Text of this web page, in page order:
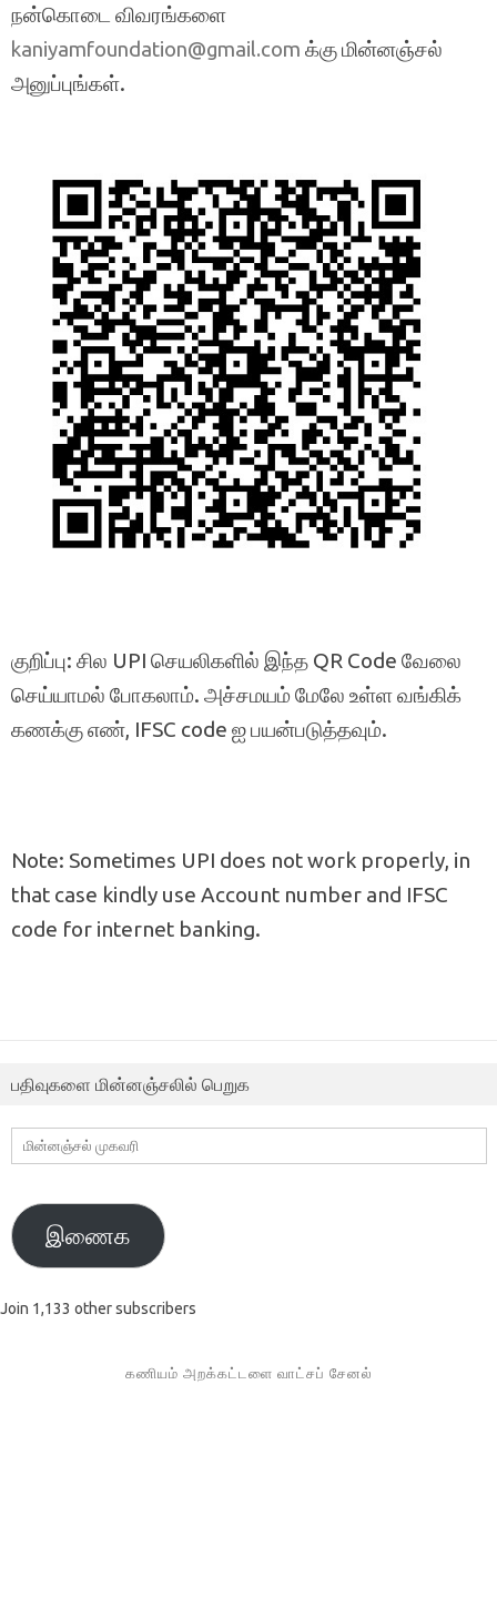
நன்கொடை விவரங்களை
kaniyamfoundation@gmail.com க்கு மின்னஞ்சல்
அனுப்புங்கள்.
குறிப்பு: சில UPI செயலிகளில் இந்த QR Code வேலை
செய்யாமல் போகலாம். அச்சமயம் மேலே உள்ள வங்கிக்
கணக்கு எண், IFSC code ஐ பயன்படுத்தவும்.
Note: Sometimes UPI does not work properly, in
that case kindly use Account number and IFSC
code for internet banking.
பதிவுகளை மின்னஞ்சலில் பெறுக
மின்னஞ்சல்
முகவரி
இணைக
Join 1,133 other subscribers
கணியம் அறக்கட்டளை வாட்சப் சேனல்